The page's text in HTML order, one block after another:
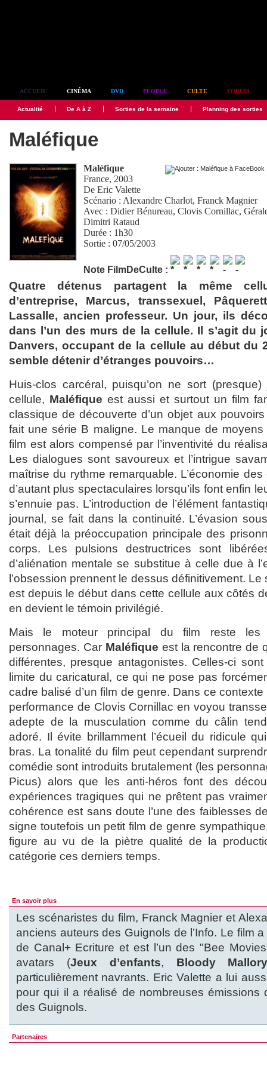
ACCUEIL CINÉMA DVD PEOPLE CULTE FORUM
Actualité De A à Z Sorties de la semaine Planning des sorties
Maléfique
Maléfique
France, 2003
DeEric Valette
Scénario : Alexandre Charlot,Franck Magnier
Avec :Didier Bénureau,Clovis Cornillac,
Dimitri Rataud
Durée : 1h30
Sortie : 07/05/2003
Note FilmDeCulte :
Quatre détenus partagent la même
d’entreprise, Marcus, transsexuel,
Lassalle, ancien professeur. Un jour, ils
dans l’un des murs de la cellule. Il s’agit du
Danvers, occupant de la cellule au début du
semble détenir d’étranges pouvoirs…
Huis-clos carcéral, puisqu’on ne sort
cellule, Maléfique est aussi et surtout un film
classique de découverte d’un objet aux
fait une série B maligne. Le manque de
film est alors compensé par l’inventivité du
Les dialogues sont savoureux et l’intrigue
maîtrise du rythme remarquable. L’économie
d’autant plus spectaculaires lorsqu’ils font enfin
s’ennuie pas. L’introduction de l’élément
journal, se fait dans la continuité. L’évasion
était déjà la préoccupation principale des
corps. Les pulsions destructrices sont
d’aliénation mentale se substitue à celle due à
l’obsession prennent le dessus définitivement. Le
est depuis le début dans cette cellule aux côtés
en devient le témoin privilégié.
Mais le moteur principal du film reste les
personnages. Car Maléfique est la rencontre de
différentes, presque antagonistes. Celles-ci
limite du caricatural, ce qui ne pose pas
cadre balisé d’un film de genre. Dans ce
performance de Clovis Cornillac en voyou
adepte de la musculation comme du câlin
adoré. Il évite brillamment l’écueil du ridicule
bras. La tonalité du film peut cependant
comédie sont introduits brutalement (les
Picus) alors que les anti-héros font des
expériences tragiques qui ne prêtent pas
cohérence est sans doute l’une des faiblesses
signe toutefois un petit film de genre
figure au vu de la piètre qualité de la
catégorie ces derniers temps.
En savoir plus
Les scénaristes du film, Franck Magnier et
anciens auteurs des Guignols de l’Info. Le film
de Canal+ Ecriture et est l’un des "Bee
avatars (Jeux d’enfants, Bloody
particulièrement navrants. Eric Valette a lui
pour qui il a réalisé de nombreuses émissions
des Guignols.
Partenaires